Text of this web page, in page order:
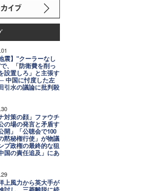
震】"クーラーなし
、「防衛費を削っ
設置しろ」と主張す
中国に忖度した左
引水の議論に批判殺
対策の顔」ファウチ
の場の発言と矛盾す
開」「公聴会で100
黙秘権行使」が物議
プ政権の最終的な狙
国の責任追及」にあ
上風力から英大手が